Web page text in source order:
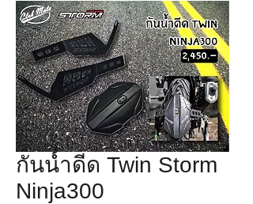
กันน้ำดีด Twin Storm
Ninja300